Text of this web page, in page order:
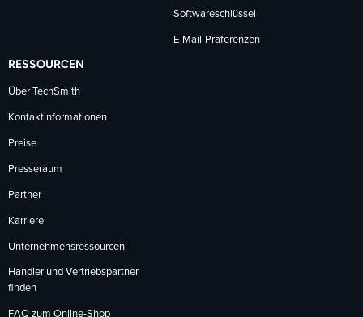
Softwareschlüssel
E-Mail-Präferenzen
RESSOURCEN
Über TechSmith
Kontaktinformationen
Preise
Presseraum
Partner
Karriere
Unternehmensressourcen
Händler und Vertriebspartner
finden
FAQ zum Online-Shop